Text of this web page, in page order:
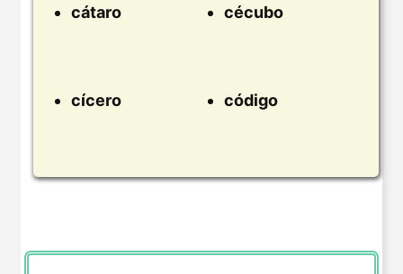
cátaro cécubo
cícero código